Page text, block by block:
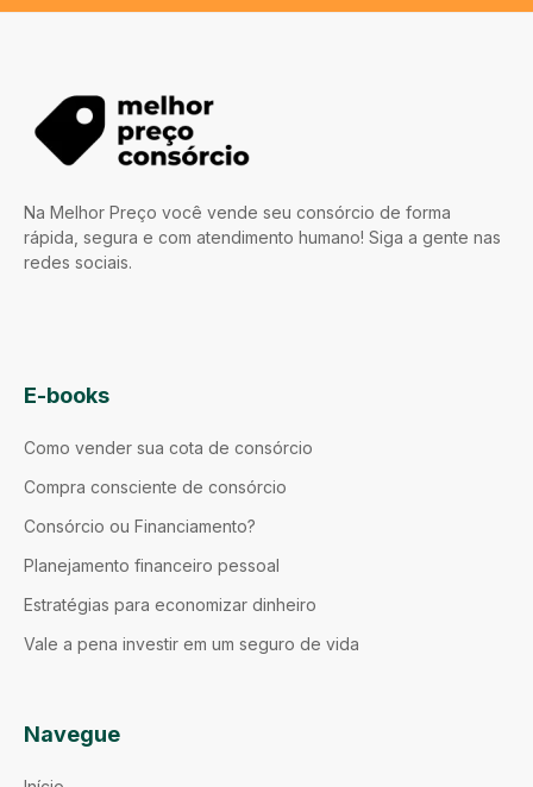
Na Melhor Preço você vende seu consórcio de forma
rápida, segura e com atendimento humano! Siga a gente nas
redes sociais.
E-books
Como vender sua cota de consórcio
Compra consciente de consórcio
Consórcio ou Financiamento?
Planejamento financeiro pessoal
Estratégias para economizar dinheiro
Vale a pena investir em um seguro de vida
Navegue